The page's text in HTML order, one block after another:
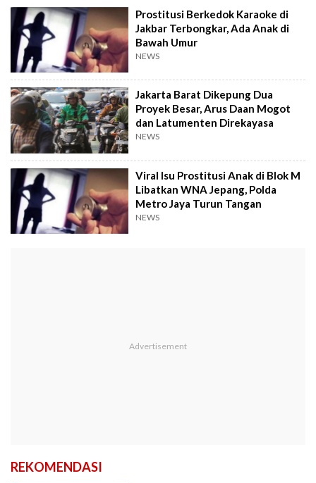
Prostitusi Berkedok Karaoke di
Jakbar Terbongkar, Ada Anak di
Bawah Umur
NEWS
Jakarta Barat Dikepung Dua
Proyek Besar, Arus Daan Mogot
dan Latumenten Direkayasa
NEWS
Viral Isu Prostitusi Anak di Blok M
Libatkan WNA Jepang, Polda
Metro Jaya Turun Tangan
NEWS
REKOMENDASI